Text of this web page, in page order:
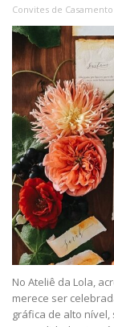
Convites de Casamento
No Ateliê da Lola,
merece ser
gráfica de alto